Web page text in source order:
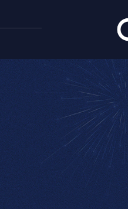
TRÌNH THI CÔNG
Căn hộ